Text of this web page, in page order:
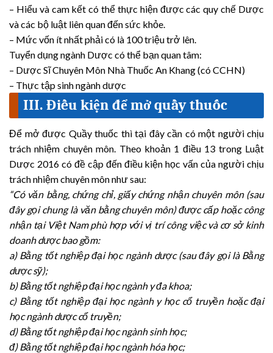
– Hiểu và cam kết có thể thực hiện được các quy chế Dược
và các bộ luật liên quan đến sức khỏe.
– Mức vốn ít nhất phải có là 100 triệu trở lên.
Tuyển dụng ngành Dược có thể bạn quan tâm:
– Dược Sĩ Chuyên Môn Nhà Thuốc An Khang (có CCHN)
– Thực tập sinh ngành dược
III. Điều kiện để mở quầy thuốc
Để mở được Quầy thuốc thì tại đây cần có một người chịu
trách nhiệm chuyên môn. Theo khoản 1 điều 13 trong Luật
Dược 2016 có đề cập đến điều kiện học vấn của người chịu
trách nhiệm chuyên môn như sau:
“Có văn bằng, chứng chỉ, giấy chứng nhận chuyên môn (sau
đây gọi chung là văn bằng chuyên môn) được cấp hoặc công
nhận tại Việt Nam phù hợp với vị trí công việc và cơ sở kinh
doanh dược bao gồm:
a) Bằng tốt nghiệp đại học ngành dược (sau đây gọi là Bằng
dược sỹ);
b) Bằng tốt nghiệp đại học ngành y đa khoa;
c) Bằng tốt nghiệp đại học ngành y học cổ truyền hoặc đại
học ngành dược cổ truyền;
d) Bằng tốt nghiệp đại học ngành sinh học;
đ) Bằng tốt nghiệp đại học ngành hóa học;